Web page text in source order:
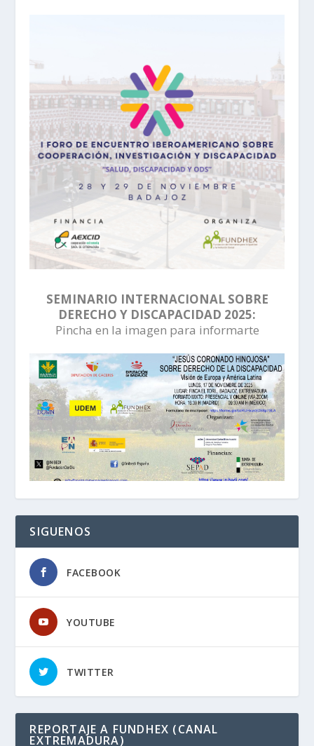
SEMINARIO INTERNACIONAL SOBRE
DERECHO Y DISCAPACIDAD 2025:
Pincha en la imagen para informarte
SIGUENOS
FACEBOOK
YOUTUBE
TWITTER
REPORTAJE A FUNDHEX (CANAL
EXTREMADURA)